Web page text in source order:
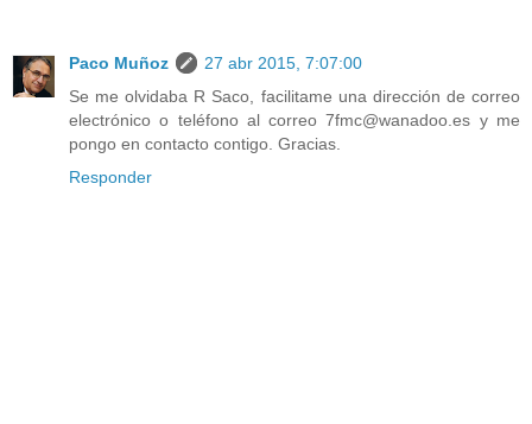
Paco Muñoz
27 abr 2015, 7:07:00
Se me olvidaba R Saco, facilitame una dirección de correo
electrónico o teléfono al correo 7fmc@wanadoo.es y me
pongo en contacto contigo. Gracias.
Responder